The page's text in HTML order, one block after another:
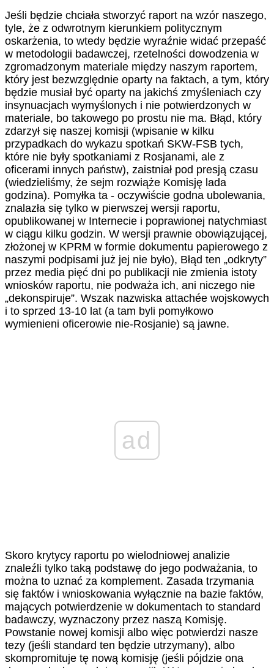
Jeśli będzie chciała stworzyć raport na wzór naszego,
tyle, że z odwrotnym kierunkiem politycznym
oskarżenia, to wtedy będzie wyraźnie widać przepaść
w metodologii badawczej, rzetelności dowodzenia w
zgromadzonym materiale między naszym raportem,
który jest bezwzględnie oparty na faktach, a tym, który
będzie musiał być oparty na jakichś zmyśleniach czy
insynuacjach wymyślonych i nie potwierdzonych w
materiale, bo takowego po prostu nie ma. Błąd, który
zdarzył się naszej komisji (wpisanie w kilku
przypadkach do wykazu spotkań SKW-FSB tych,
które nie były spotkaniami z Rosjanami, ale z
oficerami innych państw), zaistniał pod presją czasu
(wiedzieliśmy, że sejm rozwiąże Komisję lada
godzina). Pomyłka ta - oczywiście godna ubolewania,
znalazła się tylko w pierwszej wersji raportu,
opublikowanej w Internecie i poprawionej natychmiast
w ciągu kilku godzin. W wersji prawnie obowiązującej,
złożonej w KPRM w formie dokumentu papierowego z
naszymi podpisami już jej nie było), Błąd ten „odkryty”
przez media pięć dni po publikacji nie zmienia istoty
wniosków raportu, nie podważa ich, ani niczego nie
„dekonspiruje”. Wszak nazwiska attachée wojskowych
i to sprzed 13-10 lat (a tam byli pomyłkowo
wymienieni oficerowie nie-Rosjanie) są jawne.
ad
Skoro krytycy raportu po wielodniowej analizie
znaleźli tylko taką podstawę do jego podważania, to
można to uznać za komplement. Zasada trzymania
się faktów i wnioskowania wyłącznie na bazie faktów,
mających potwierdzenie w dokumentach to standard
badawczy, wyznaczony przez naszą Komisję.
Powstanie nowej komisji albo więc potwierdzi nasze
tezy (jeśli standard ten będzie utrzymany), albo
skompromituje tę nową komisję (jeśli pójdzie ona